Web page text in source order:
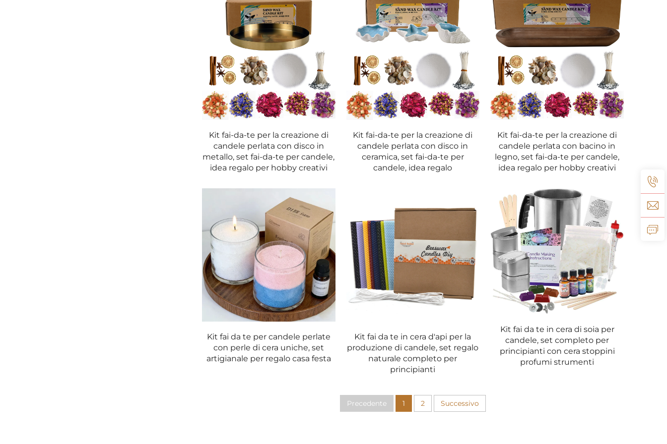
Il kit fai-da-te per la produzione di candele può essere utilizzato per molteplici scopi. Che siate intenti a creare candele per l’arredamento domestico, per
l’aromaterapia o come parte di un pacchetto regalo, questo kit vi permette di realizzare candele adatte alle vostre esigenze. Potrete produrre candele per
l’illuminazione d’atmosfera, per il rilassamento o per migliorare l’ambiente di qualsiasi stanza. La versatilità del nostro kit lo rende ideale per la creazione di
candele decorative destinate a eventi, cerimonie o uso personale.
Creare candele non riguarda solo il risultato finale, ma anche il processo stesso. È un’attività divertente, terapeutica e coinvolgente che ti permette di concentrarti
sulla creatività e sulla consapevolezza. Mentre realizzi le tue candele, puoi rilassarti e goderti l’esperienza sensoriale del lavoro con la cera, le fragranze e i
colori. È un modo perfetto per staccare la spina, esprimere la tua creatività e creare qualcosa di bello da tenere per te o da regalare.
Processo artigianale e caratteristiche del nostro kit fai-da-te per la creazione di candele
Cera di alta qualità per una combustione uniforme e pulita
Il nostro kit fai-da-te per la creazione di candele include cera di prima qualità che garantisce una fusione uniforme e regolare. Questa cera è progettata per
assicurare una combustione pulita con minima produzione di fuliggine, offrendo una fiamma duratura e visivamente gradevole. Che tu scelga la cera di soia o
quella paraffinica, troverai che i nostri materiali offrono prestazioni eccellenti e consentono di realizzare candele che bruciano in modo uniforme dall’inizio alla
Il kit include stoppini pre-misurati, pronti per essere inseriti nei vostri stampi. Questi stoppini sono realizzati con materiali di alta qualità che bruciano in modo
efficiente e costante, garantendo che le vostre candele brucino per una durata ottimale senza flickering né produzione eccessiva di fumo. Le dimensioni degli
stoppini sono calibrate in base alla cera e allo stampo, assicurando che non siano né troppo grandi né troppo piccoli, offrendo così un’esperienza perfetta nella
Il nostro kit fai-da-te per la creazione di candele include coloranti vivaci che vi permettono di personalizzare il colore delle vostre candele secondo i vostri gusti.
Che stiate realizzando candele per un evento specifico, una festività o semplicemente per abbinarle al vostro arredamento, le opzioni cromatiche vi consentono
Kit fai-da-te per la creazione di
candele perlata con disco in
metallo, set fai-da-te per candele,
idea regalo per hobby creativi
Kit fai-da-te per la creazione di
candele perlata con disco in
ceramica, set fai-da-te per
candele, idea regalo
Kit fai-da-te per la creazione di
candele perlata con bacino in
legno, set fai-da-te per candele,
idea regalo per hobby creativi
Kit fai da te per candele perlate
con perle di cera uniche, set
artigianale per regalo casa festa
Kit fai da te in cera d'api per la
produzione di candele, set regalo
naturale completo per
principianti
Kit fai da te in cera di soia per
candele, set completo per
principianti con cera stoppini
profumi strumenti
Precedente 1 2 Successivo